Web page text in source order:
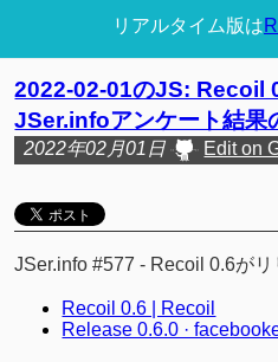
リアルタイム版は
2022-02-01のJS: Recoil
JSer.infoアンケート結果
2022年02月01日 Edit on
JSer.info #577 - Recoil 0.6が
Recoil 0.6 | Recoil
Release 0.6.0 ·